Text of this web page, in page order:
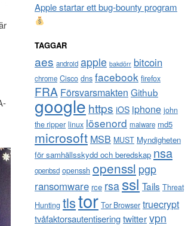
Apple startar ett bug-bounty program
TAGGAR
aes android apple bakdörr bitcoin
chrome Cisco dns facebook firefox
FRA Försvarsmakten Github
google https iOS iphone john
the ripper linux lösenord malware md5
microsoft MSB MUST Myndigheten
för samhällsskydd och beredskap nsa
openbsd openssh openssl pgp
ransomware rce rsa ssl Tails Threat
Hunting tlstor Tor Browser truecrypt
tvåfaktorsautentiseringtwittervpn